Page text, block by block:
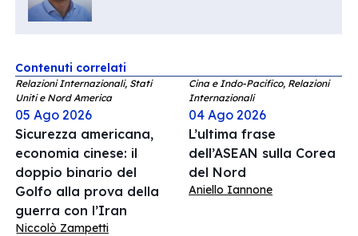
Contenuti correlati
Relazioni Internazionali, Stati
Uniti e Nord America
05 Ago 2026
Sicurezza americana,
economia cinese: il
doppio binario del
Golfo alla prova della
guerra con l’Iran
Niccolò Zampetti
Cina e Indo-Pacifico, Relazioni
Internazionali
04 Ago 2026
L’ultima frase
dell’ASEAN sulla Corea
del Nord
Aniello Iannone